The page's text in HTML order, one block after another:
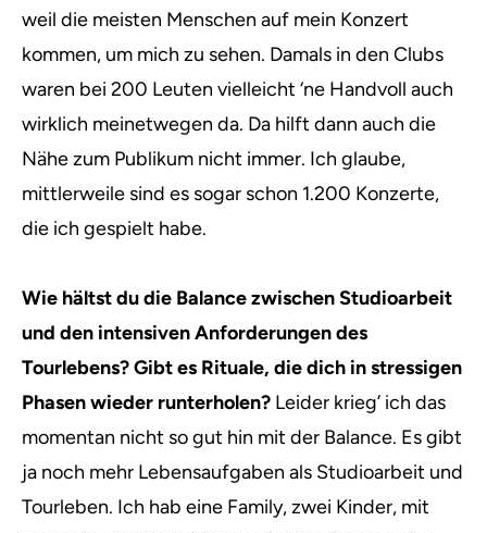
weil die meisten Menschen auf mein Konzert
kommen, um mich zu sehen. Damals in den Clubs
waren bei 200 Leuten vielleicht ‘ne Handvoll auch
wirklich meinetwegen da. Da hilft dann auch die
Nähe zum Publikum nicht immer. Ich glaube,
mittlerweile sind es sogar schon 1.200 Konzerte,
die ich gespielt habe.
Wie hältst du die Balance zwischen Studioarbeit
und den intensiven Anforderungen des
Tourlebens? Gibt es Rituale, die dich in stressigen
Phasen wieder runterholen? Leider krieg’ ich das
momentan nicht so gut hin mit der Balance. Es gibt
ja noch mehr Lebensaufgaben als Studioarbeit und
Tourleben. Ich hab eine Family, zwei Kinder, mit